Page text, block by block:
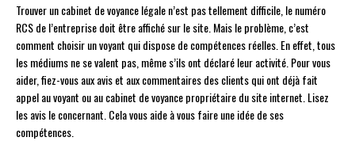
Trouver un cabinet de voyance légale n’est pas tellement difficile, le numéro
RCS de l’entreprise doit être affiché sur le site. Mais le problème, c’est
comment choisir un voyant qui dispose de compétences réelles. En effet, tous
les médiums ne se valent pas, même s’ils ont déclaré leur activité. Pour vous
aider, fiez-vous aux avis et aux commentaires des clients qui ont déjà fait
appel au voyant ou au cabinet de voyance propriétaire du site internet. Lisez
les avis le concernant. Cela vous aide à vous faire une idée de ses
compétences.